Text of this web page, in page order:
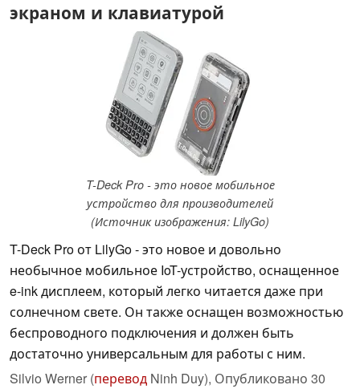
экраном и клавиатурой
T-Deck Pro - это новое мобильное
устройство для производителей
(Источник изображения: LilyGo)
T-Deck Pro от LilyGo - это новое и довольно
необычное мобильное IoT-устройство, оснащенное
e-ink дисплеем, который легко читается даже при
солнечном свете. Он также оснащен возможностью
беспроводного подключения и должен быть
достаточно универсальным для работы с ним.
Silvio Werner (перевод Ninh Duy), Опубликовано 30